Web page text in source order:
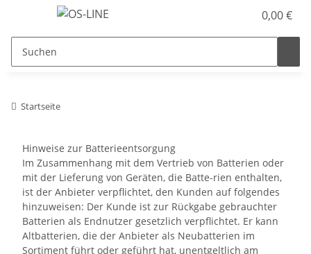
0,00 €
Startseite
Hinweise zur Batterieentsorgung
Im Zusammenhang mit dem Vertrieb von Batterien oder
mit der Lieferung von Geräten, die Batte-rien enthalten,
ist der Anbieter verpflichtet, den Kunden auf folgendes
hinzuweisen: Der Kunde ist zur Rückgabe gebrauchter
Batterien als Endnutzer gesetzlich verpflichtet. Er kann
Altbatterien, die der Anbieter als Neubatterien im
Sortiment führt oder geführt hat, unentgeltlich am